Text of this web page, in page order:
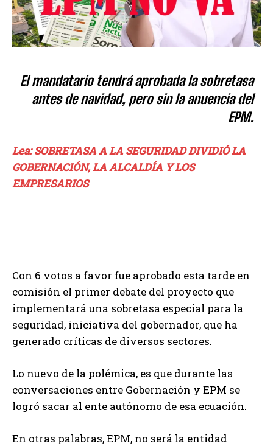
El mandatario tendrá aprobada la sobretasa
antes de navidad, pero sin la anuencia del
EPM.
Lea: SOBRETASA A LA SEGURIDAD DIVIDIÓ LA
GOBERNACIÓN, LA ALCALDÍA Y LOS
EMPRESARIOS
Con 6 votos a favor fue aprobado esta tarde en
comisión el primer debate del proyecto que
implementará una sobretasa especial para la
seguridad, iniciativa del gobernador, que ha
generado críticas de diversos sectores.
Lo nuevo de la polémica, es que durante las
conversaciones entre Gobernación y EPM se
logró sacar al ente autónomo de esa ecuación.
En otras palabras, EPM, no será la entidad